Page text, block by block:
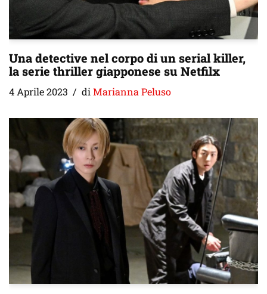
Una detective nel corpo di un serial killer,
la serie thriller giapponese su Netfilx
4 Aprile 2023 di Marianna Peluso